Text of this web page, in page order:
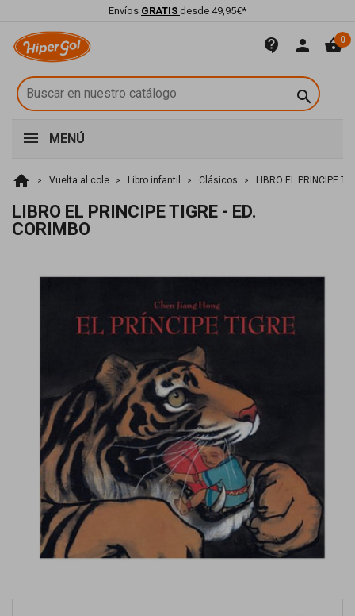
Envíos GRATIS desde 49,95€*
contact_support person shopping_basket0

MENÚ
home Vuelta al cole Libro infantil Clásicos LIBRO EL PRINCIPE
LIBRO EL PRINCIPE TIGRE - ED.
CORIMBO